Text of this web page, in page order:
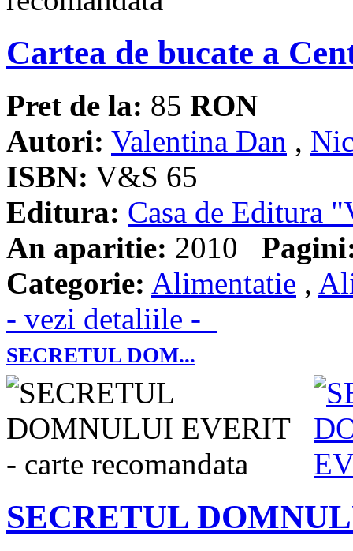
Cartea de bucate a
Pret de la: 85 RON
Autori: Valentina Dan ,
ISBN: V&S 65
Editura: Casa de Editura
An aparitie: 2010
Categorie: Alimentatie ,
- vezi detaliile -
SECRETUL DOM...
SECRETUL